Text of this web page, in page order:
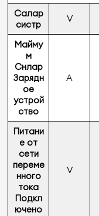
Салар
систр
V
Майму
м
Снлар
Зарядн
ое
устрой
ство
A
Питани
е от
сети
переме
нного
тока
Подкл
ючено
V